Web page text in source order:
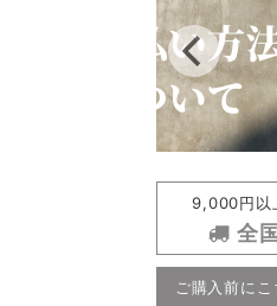
9,000円以
全
ご購入前に